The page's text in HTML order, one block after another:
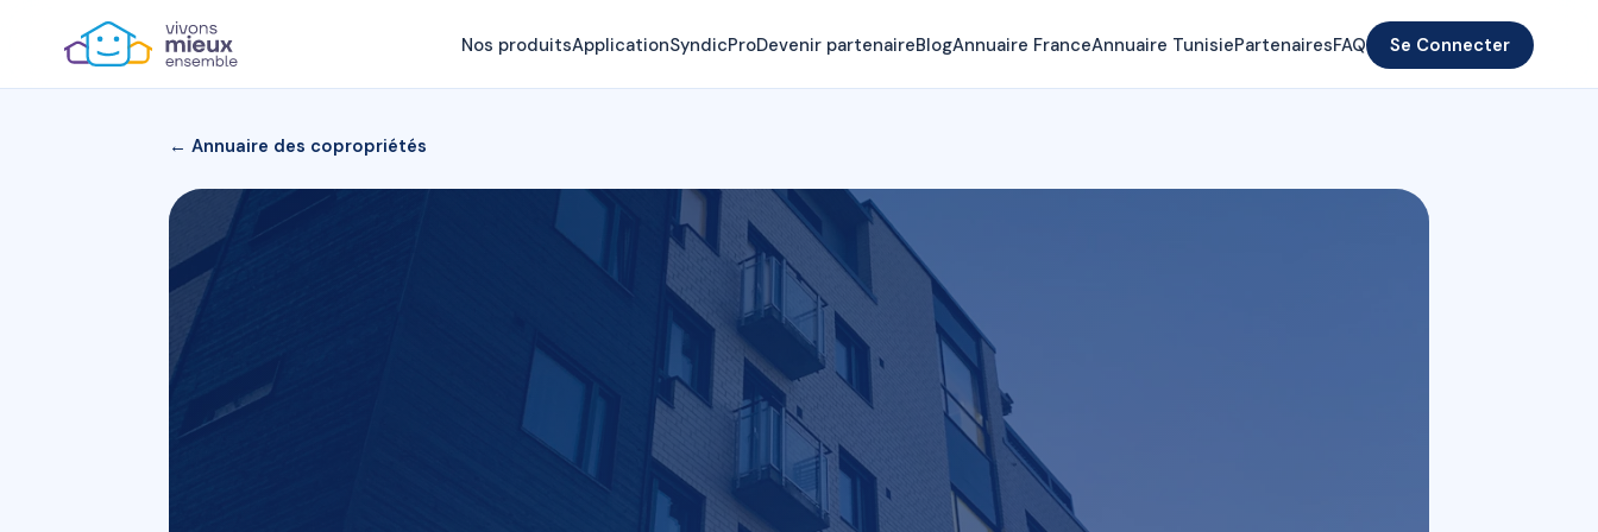
Nos produitsApplicationSyndicProDevenir partenaireBlogAnnuaire FranceAnnuaire TunisiePartenairesFAQ Se Connecter
← Annuaire des copropriétés